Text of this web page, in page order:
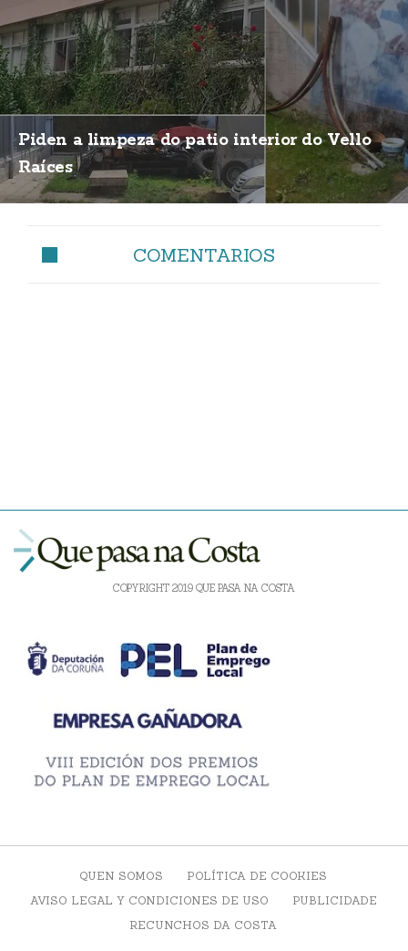
Piden a limpeza do patio interior do Vello
Raíces
COMENTARIOS
COPYRIGHT 2019 QUE PASA NA COSTA
QUEN SOMOS
POLÍTICA DE COOKIES
AVISO LEGAL Y CONDICIONES DE USO
PUBLICIDADE
RECUNCHOS DA COSTA